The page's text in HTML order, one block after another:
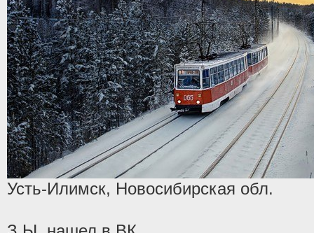
Усть-Илимск, Новосибирская обл.